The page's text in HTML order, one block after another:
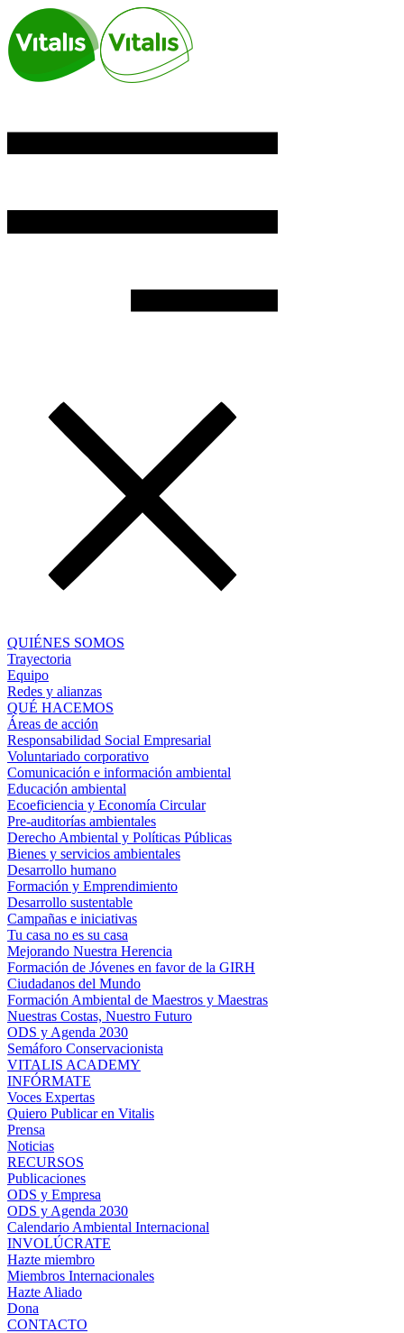
QUIÉNES SOMOS
Trayectoria
Equipo
Redes y alianzas
QUÉ HACEMOS
Áreas de acción
Responsabilidad Social Empresarial
Voluntariado corporativo
Comunicación e información ambiental
Educación ambiental
Ecoeficiencia y Economía Circular
Pre-auditorías ambientales
Derecho Ambiental y Políticas Públicas
Bienes y servicios ambientales
Desarrollo humano
Formación y Emprendimiento
Desarrollo sustentable
Campañas e iniciativas
Tu casa no es su casa
Mejorando Nuestra Herencia
Formación de Jóvenes en favor de la GIRH
Ciudadanos del Mundo
Formación Ambiental de Maestros y Maestras
Nuestras Costas, Nuestro Futuro
ODS y Agenda 2030
Semáforo Conservacionista
VITALIS ACADEMY
INFÓRMATE
Voces Expertas
Quiero Publicar en Vitalis
Prensa
Noticias
RECURSOS
Publicaciones
ODS y Empresa
ODS y Agenda 2030
Calendario Ambiental Internacional
INVOLÚCRATE
Hazte miembro
Miembros Internacionales
Hazte Aliado
Dona
CONTACTO